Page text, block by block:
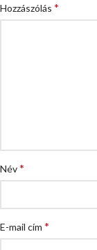
Hozzászólás *
Név*
E-mail cím *